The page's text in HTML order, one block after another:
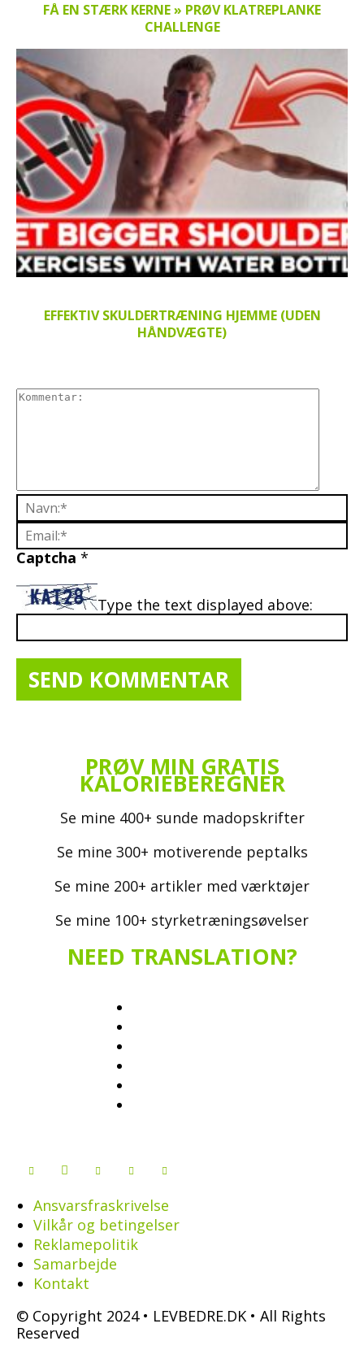
FÅ EN STÆRK KERNE » PRØV KLATREPLANKE
CHALLENGE
EFFEKTIV SKULDERTRÆNING HJEMME (UDEN
HÅNDVÆGTE)
Captcha *
Type the text displayed above:
PRØV MIN GRATIS
KALORIEBEREGNER
Se mine 400+ sunde madopskrifter
Se mine 300+ motiverende peptalks
Se mine 200+ artikler med værktøjer
Se mine 100+ styrketræningsøvelser
NEED TRANSLATION?
Ansvarsfraskrivelse
Vilkår og betingelser
Reklamepolitik
Samarbejde
Kontakt
© Copyright 2024 • LEVBEDRE.DK • All Rights
Reserved